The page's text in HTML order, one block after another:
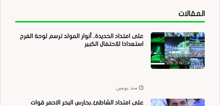
المقالات
على امتداد الحديدة.. أنوار المولد ترسم لوحة الفرح
استعدادا للاحتفال الكبير
منذ يومين
على امتداد الشاطئ..بحارس البحر الاحمر قوات